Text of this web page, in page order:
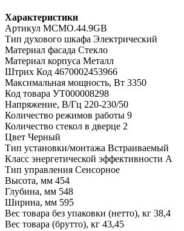
Характеристики
Артикул MCMO.44.9GB
Тип духового шкафа Электрический
Материал фасада Стекло
Материал корпуса Металл
Штрих Код 4670002453966
Максимальная мощность, Вт 3350
Код товара УТ000008298
Напряжение, В/Гц 220-230/50
Количество режимов работы 9
Количество стекол в дверце 2
Цвет Черный
Тип установки/монтажа Встраиваемый
Класс энергетической эффективности A
Тип управления Сенсорное
Высота, мм 454
Глубина, мм 548
Ширина, мм 595
Вес товара без упаковки (нетто), кг 38,4
Вес товара (брутто), кг 43,45